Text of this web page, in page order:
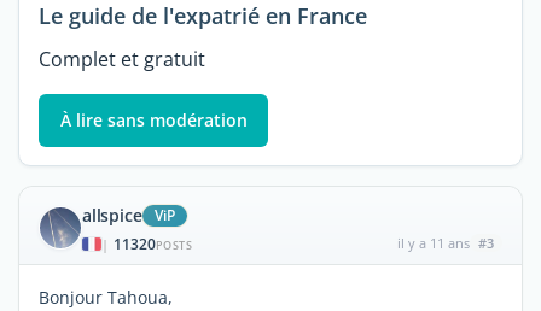
Le guide de l'expatrié en France
Complet et gratuit
À lire sans modération
allspice ViP
| 11320POSTS il y a 11 ans #3
Bonjour Tahoua,